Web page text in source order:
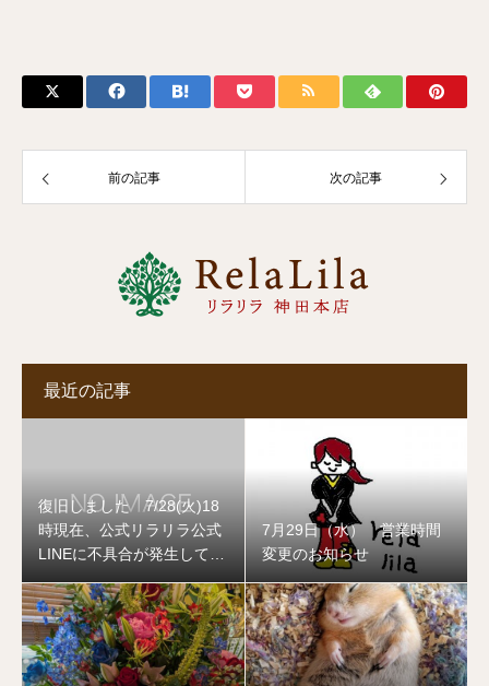
前の記事 次の記事
最近の記事
復旧しました 7/28(火)18
時現在、公式リラリラ公式
LINEに不具合が発生してお
7月29日（水） 営業時間
変更のお知らせ